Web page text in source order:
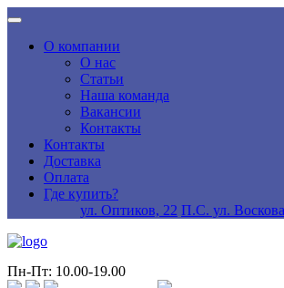
О компании
О нас
Статьи
Наша команда
Вакансии
Контакты
Контакты
Доставка
Оплата
Где купить?
ул. Оптиков, 22 П.С. ул.
Пн-Пт: 10.00-19.00